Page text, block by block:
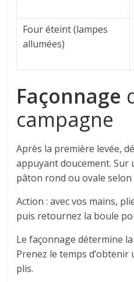
Four éteint (lampes
allumées)
Façonnage
campagne
Après la première levée,
appuyant doucement.
pâton rond ou ovale
Action : avec vos mains,
puis retournez la boule
Le façonnage détermine
Prenez le temps
plis.